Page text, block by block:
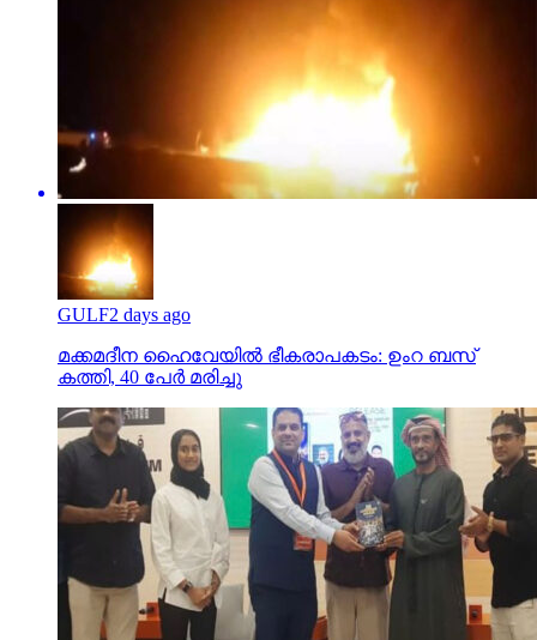
GULF2 days ago
മക്കമദീന ഹൈവേയില്‍ ഭീകരാപകടം: ഉംറ ബസ്
കത്തി, 40 പേര്‍ മരിച്ചു